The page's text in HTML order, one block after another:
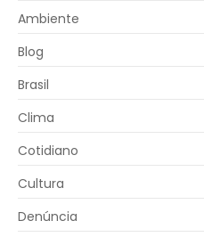
Ambiente
Blog
Brasil
Clima
Cotidiano
Cultura
Denúncia